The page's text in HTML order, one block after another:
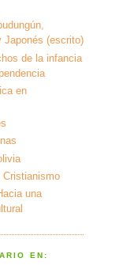
Japonés (escrito)
de la infancia
en
Cristianismo
una
EN: